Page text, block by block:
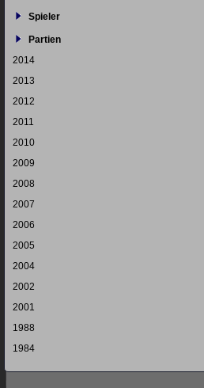
Spieler
Partien
2014
2013
2012
2011
2010
2009
2008
2007
2006
2005
2004
2002
2001
1988
1984